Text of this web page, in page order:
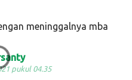
meninggalnya mba
pukul 04.35